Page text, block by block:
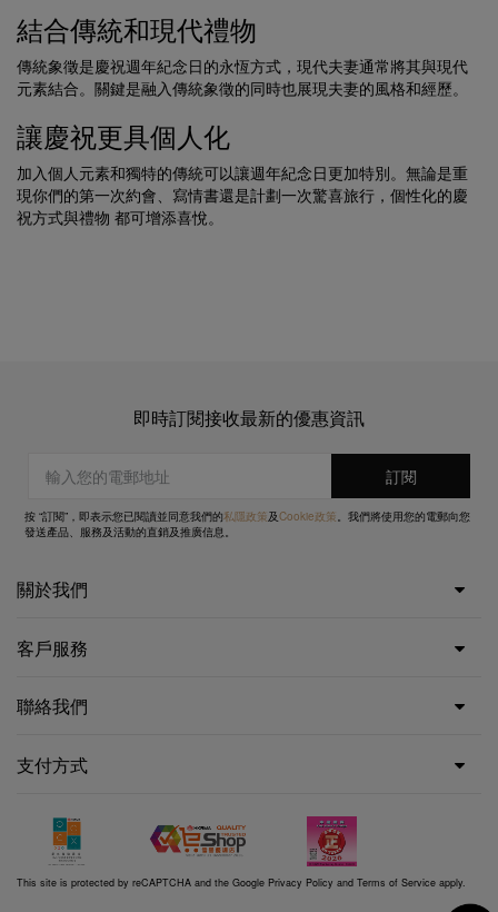
結合傳統和現代禮物
傳統象徵是慶祝週年紀念日的永恆方式，現代夫妻通常將其與現代
元素結合。關鍵是融入傳統象徵的同時也展現夫妻的風格和經歷。
讓慶祝更具個人化
加入個人元素和獨特的傳統可以讓週年紀念日更加特別。無論是重
現你們的第一次約會、寫情書還是計劃一次驚喜旅行，個性化的慶
祝方式與禮物 都可增添喜悅。
即時訂閱接收最新的優惠資訊
按 “訂閱”，即表示您已閱讀並同意我們的私隱政策及Cookie政策。我們將使用您的電郵向您
發送產品、服務及活動的直銷及推廣信息。
關於我們
客戶服務
聯絡我們
支付方式
This site is protected by reCAPTCHA and the Google Privacy Policy and Terms of Service apply.